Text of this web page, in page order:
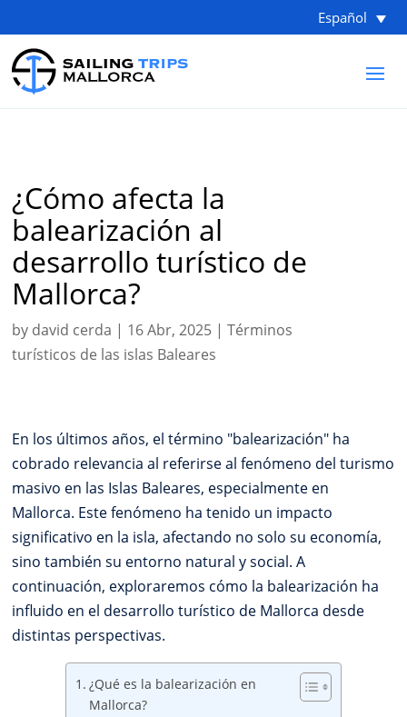
Español
¿Cómo afecta la
balearización al
desarrollo turístico de
Mallorca?
by david cerda | 16 Abr, 2025 |Términos
turísticos de las islas Baleares
En los últimos años, el término "balearización" ha
cobrado relevancia al referirse al fenómeno del turismo
masivo en las Islas Baleares, especialmente en
Mallorca. Este fenómeno ha tenido un impacto
significativo en la isla, afectando no solo su economía,
sino también su entorno natural y social. A
continuación, exploraremos cómo la balearización ha
influido en el desarrollo turístico de Mallorca desde
distintas perspectivas.
¿Qué es la balearización en
Mallorca?